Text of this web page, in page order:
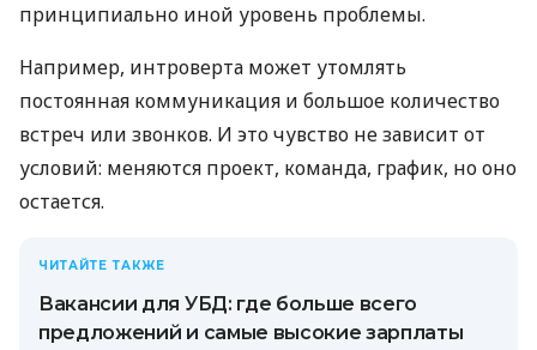
принципиально иной уровень проблемы.
Например, интроверта может утомлять
постоянная коммуникация и большое количество
встреч или звонков. И это чувство не зависит от
условий: меняются проект, команда, график, но оно
остается.
ЧИТАЙТЕ ТАКЖЕ
Вакансии для УБД: где больше всего
предложений и самые высокие зарплаты